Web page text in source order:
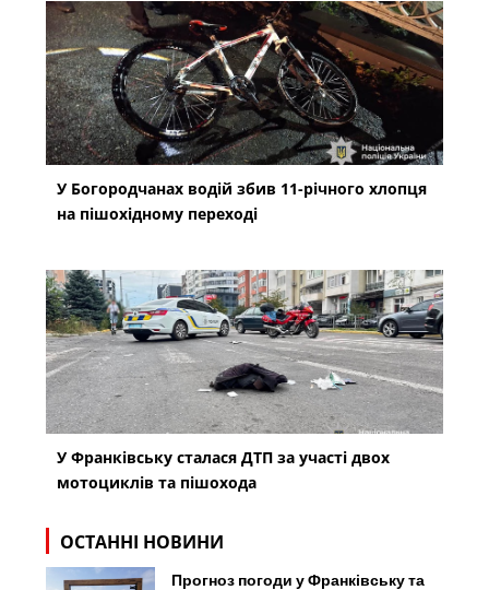
У Богородчанах водій збив 11-річного хлопця
на пішохідному переході
У Франківську сталася ДТП за участі двох
мотоциклів та пішохода
ОСТАННІ НОВИНИ
Прогноз погоди у Франківську та